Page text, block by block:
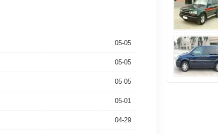
05-05
05-05
05-05
05-01
04-29